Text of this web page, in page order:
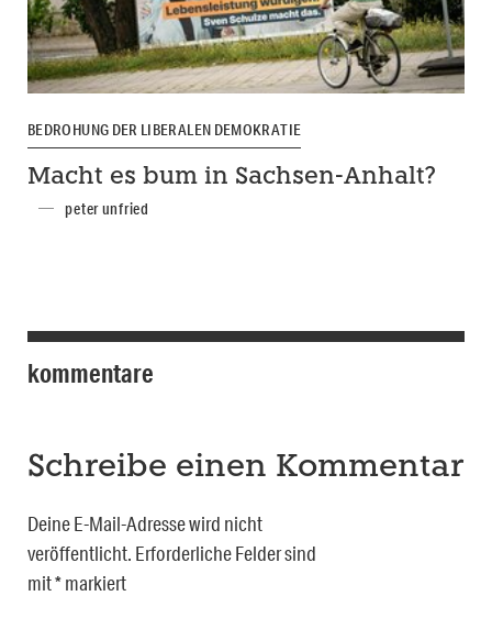
BEDROHUNG DER LIBERALEN DEMOKRATIE
Macht es bum in Sachsen-Anhalt?
peter unfried
kommentare
Schreibe einen Kommentar
Deine E-Mail-Adresse wird nicht
veröffentlicht. Erforderliche Felder sind
mit*markiert